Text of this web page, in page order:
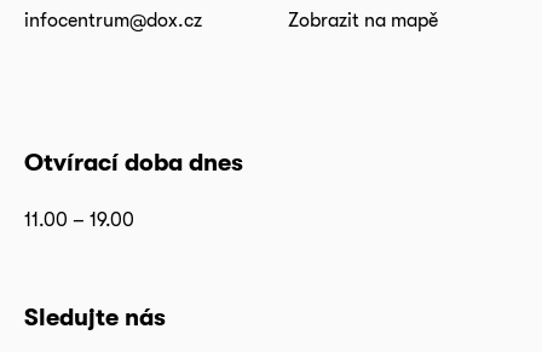
infocentrum@dox.cz
Zobrazit na mapě
Otvírací doba dnes
11.00 – 19.00
Sledujte nás